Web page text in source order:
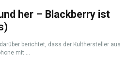
her – Blackberry ist
berichtet, dass der Kulthersteller aus
mit ...